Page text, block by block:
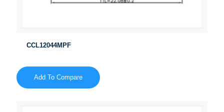
CCL12044MPF
Add To Compare